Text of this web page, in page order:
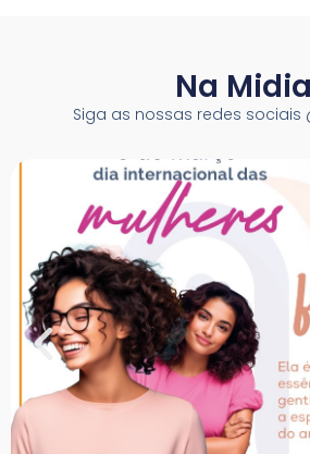
Na Midia
Siga as nossas redes sociais